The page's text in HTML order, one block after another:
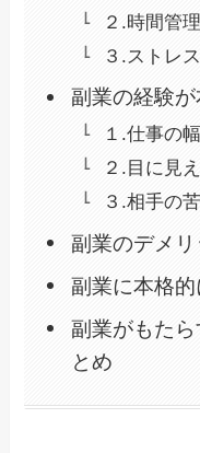
２.時間管
３.ストレ
副業の経験
１.仕事の
２.目に見
３.相手の
副業のデメリ
副業に本格
副業がもた
とめ